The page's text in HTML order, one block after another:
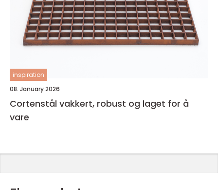
inspiration
08. January 2026
Cortenstål vakkert, robust og laget for å
vare